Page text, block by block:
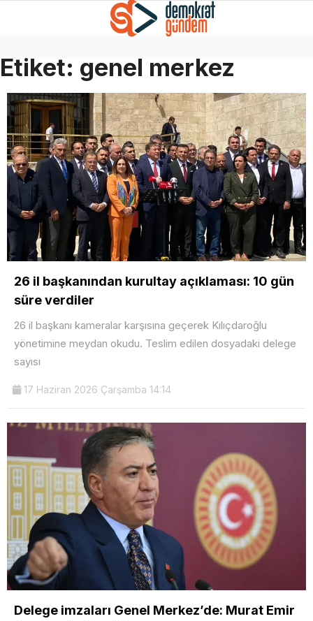
Etiket: genel merkez
26 il başkanından kurultay açıklaması: 10 gün
süre verdiler
26 il başkanı kameralar karşısına geçerek Kılıçdaroğlu
yönetimine meydan okudu. Teslim edilen dosyadaki delege
sayısı
17 Haziran 2026 Çarşamba 14:14
Delege imzaları Genel Merkez’de: Murat Emir